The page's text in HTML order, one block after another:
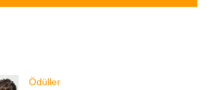
Ödüller